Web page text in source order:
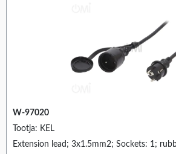
W-97020
Tootja: KEL
Extension lead; 3x1.5mm2; Sockets: 1;